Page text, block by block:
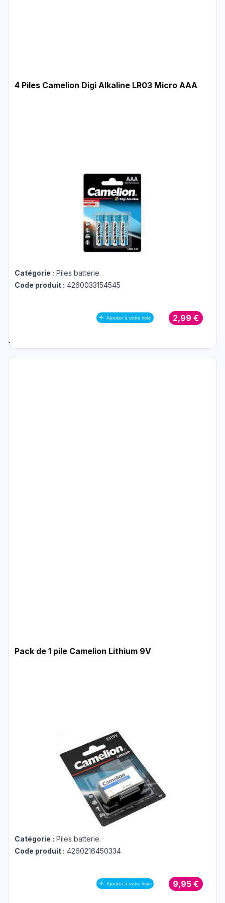
4 Piles Camelion Digi Alkaline LR03 Micro AAA
Catégorie : Piles batterie.
Code produit : 4260033154545
Ajouter à votre liste 2,99 €
;
Pack de 1 pile Camelion Lithium 9V
Catégorie : Piles batterie.
Code produit : 4260216450334
Ajouter à votre liste 9,95 €